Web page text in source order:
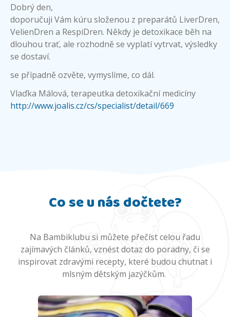
Dobrý den,
doporučuji Vám kúru složenou z preparátů LiverDren,
VelienDren a RespiDren. Někdy je detoxikace běh na
dlouhou trať, ale rozhodně se vyplatí vytrvat, výsledky
se dostaví.
se případně ozvěte, vymyslíme, co dál.
Vlaďka Málová, terapeutka detoxikační medicíny
http://www.joalis.cz/cs/specialist/detail/669
Co se u nás dočtete?
Na Bambiklubu si můžete přečíst celou řadu
zajímavých článků, vznést dotaz do poradny, či se
inspirovat zdravými recepty, které budou chutnat i
mlsným dětským jazýčkům.